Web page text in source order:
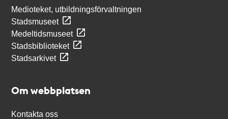
Medioteket, utbildningsförvaltningen
Stadsmuseet
Medeltidsmuseet
Stadsbiblioteket
Stadsarkivet
Om webbplatsen
Kontakta oss